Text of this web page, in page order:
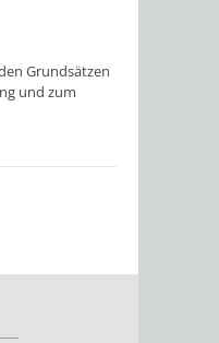
Grundsätzen
und zum